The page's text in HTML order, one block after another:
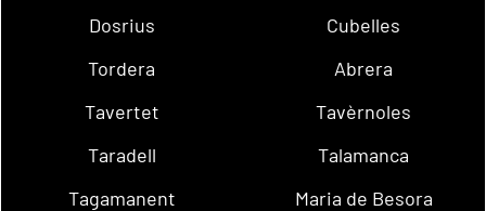
Dosrius
Cubelles
Tordera
Abrera
Tavertet
Tavèrnoles
Taradell
Talamanca
Tagamanent
Maria de Besora